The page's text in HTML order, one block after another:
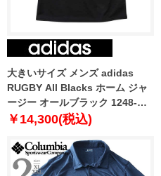
大きいサイズ メンズ adidas
RUGBY All Blacks ホーム ジャ
ージー オールブラック 1248-
4301-1 4XL 6XL
￥14,300(税込)